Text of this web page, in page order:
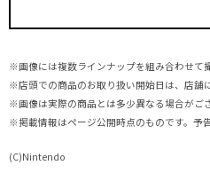
※画像には複数ラインナップを組み合わせて
※店頭での商品のお取り扱い開始日は、店舗
※画像は実際の商品とは多少異なる場合がござ
※掲載情報はページ公開時点のものです。予
(C)Nintendo